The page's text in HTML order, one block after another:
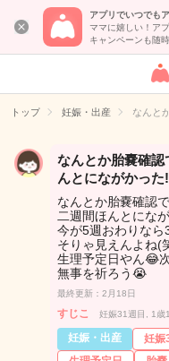
アプリでいつでも
ママに嬉しい！ア
キャンペーンも随
女
イ
トップ 妊娠・出産 なんと
なんとか胎嚢確
んとにながかっ
なんとか胎嚢確認
二週間ほんとにな
今が5週おわりな
そりゃ見えんよね(
生理予定日やん😂
無事を祈ろう😭
最終更新：2月18日
すじこ 妊娠31週目, 1歳
妊娠・出産 妊娠